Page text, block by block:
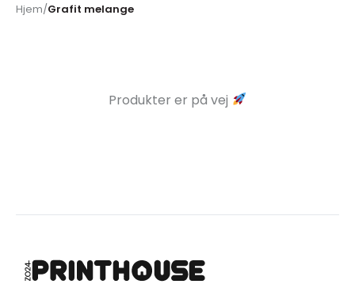
Hjem/Grafit melange
Produkter er på vej